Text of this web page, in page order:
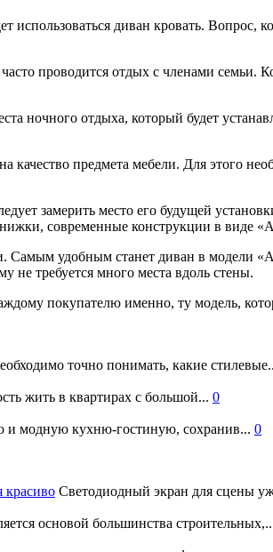
использоваться диван кровать.
проводится отдых с членами семьи.
ночного отдыха, который будет
предмета мебели. Для этого
замерить место его будущей
современные конструкции в виде
Самым удобным станет диван в модели
не требуется много места вдоль стены.
покупателю именно, ту модель,
точно понимать, какие
жить в квартирах с большой... 0
и модную кухню-гостиную, сохранив... 0
красиво Светодиодный экран для сцены
основой большинства